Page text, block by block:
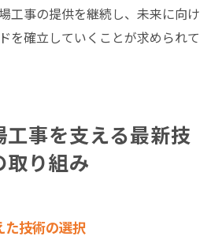
工事の提供を継続し、未来に向け
を確立していくことが求められて
事を支える最新技
り組み
た技術の選択